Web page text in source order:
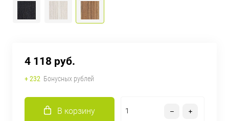
4 118 руб.
+ 232 Бонусных рублей
В корзину